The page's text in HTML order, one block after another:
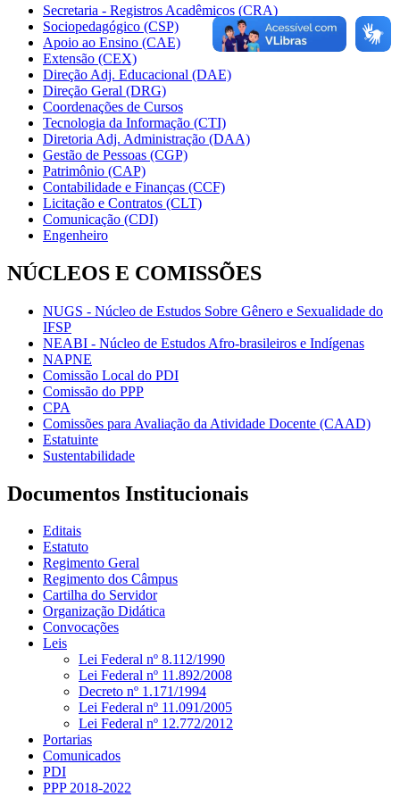
Secretaria - Registros Acadêmicos (CRA)
Sociopedagógico (CSP)
Apoio ao Ensino (CAE)
Extensão (CEX)
Direção Adj. Educacional (DAE)
Direção Geral (DRG)
Coordenações de Cursos
Tecnologia da Informação (CTI)
Diretoria Adj. Administração (DAA)
Gestão de Pessoas (CGP)
Patrimônio (CAP)
Contabilidade e Finanças (CCF)
Licitação e Contratos (CLT)
Comunicação (CDI)
Engenheiro
NÚCLEOS E COMISSÕES
NUGS - Núcleo de Estudos Sobre Gênero e Sexualidade do
IFSP
NEABI - Núcleo de Estudos Afro-brasileiros e Indígenas
NAPNE
Comissão Local do PDI
Comissão do PPP
CPA
Comissões para Avaliação da Atividade Docente (CAAD)
Estatuinte
Sustentabilidade
Documentos Institucionais
Editais
Estatuto
Regimento Geral
Regimento dos Câmpus
Cartilha do Servidor
Organização Didática
Convocações
Leis
Lei Federal nº 8.112/1990
Lei Federal nº 11.892/2008
Decreto nº 1.171/1994
Lei Federal nº 11.091/2005
Lei Federal nº 12.772/2012
Portarias
Comunicados
PDI
PPP 2018-2022